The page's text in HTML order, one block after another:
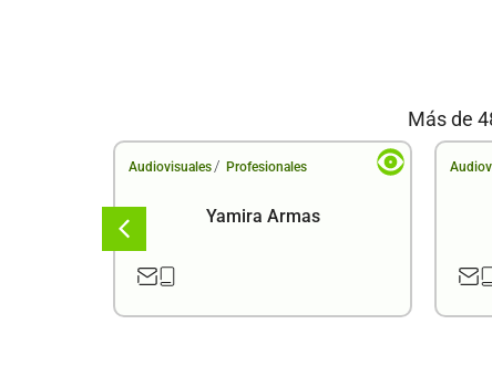
Más de
Audiovisuales / Profesionales
Yamira Armas